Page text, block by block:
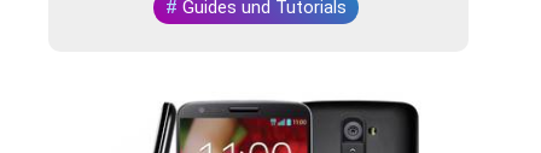
# Guides und Tutorials